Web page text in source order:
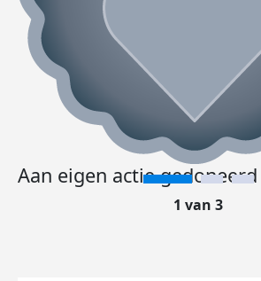
Aan eigen actie gedoneerd
1 van 3